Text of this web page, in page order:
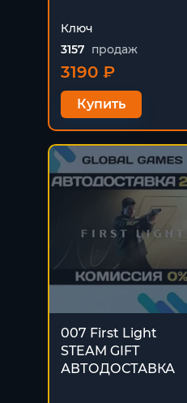
Ключ
3157 продаж
3190 ₽
Купить
007 First Light
STEAM GIFT
АВТОДОСТАВКА